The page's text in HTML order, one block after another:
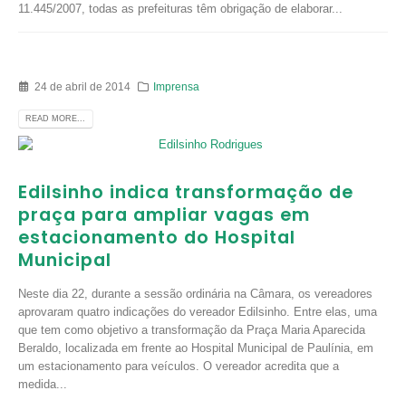
11.445/2007, todas as prefeituras têm obrigação de elaborar...
24 de abril de 2014 Imprensa
READ MORE...
Edilsinho indica transformação de
praça para ampliar vagas em
estacionamento do Hospital
Municipal
Neste dia 22, durante a sessão ordinária na Câmara, os vereadores
aprovaram quatro indicações do vereador Edilsinho. Entre elas, uma
que tem como objetivo a transformação da Praça Maria Aparecida
Beraldo, localizada em frente ao Hospital Municipal de Paulínia, em
um estacionamento para veículos. O vereador acredita que a
medida...